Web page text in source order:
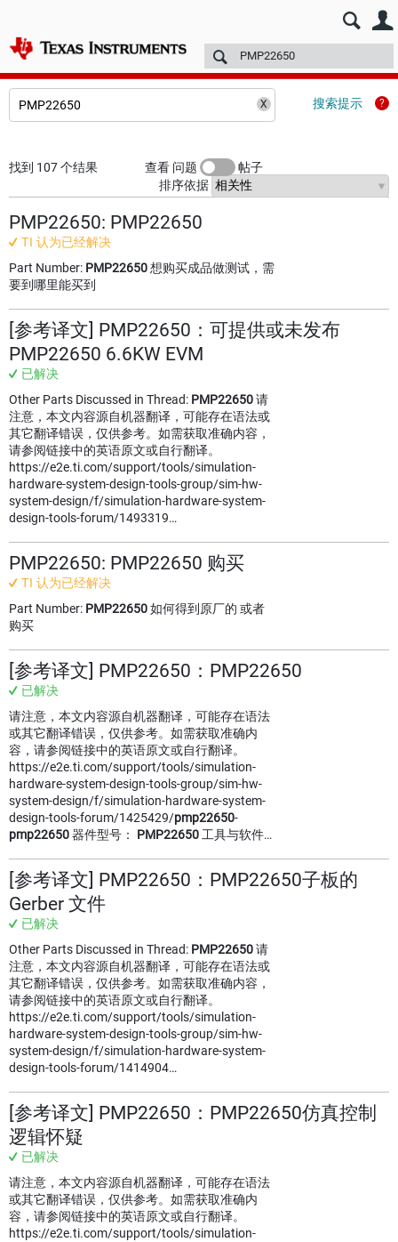
E2E™ 中文设计支持 > 技术文章 TI 培训
搜索提示
找到 107 个结果 查看 问题
帖子
排序依据
PMP22650: PMP22650
TI 认为已经解决
Part Number: PMP22650想购买成品做测试，需
要到哪里能买到
[参考译文] PMP22650：可提供或未发布
PMP22650 6.6KW EVM
已解决
Other Parts Discussed in Thread: PMP22650请
注意，本文内容源自机器翻译，可能存在语法或
其它翻译错误，仅供参考。如需获取准确内容，
请参阅链接中的英语原文或自行翻译。
https://e2e.ti.com/support/tools/simulation-
hardware-system-design-tools-group/sim-hw-
system-design/f/simulation-hardware-system-
design-tools-forum/1493319…
PMP22650: PMP22650 购买
TI 认为已经解决
Part Number: PMP22650如何得到原厂的 或者
购买
[参考译文] PMP22650：PMP22650
已解决
请注意，本文内容源自机器翻译，可能存在语法
或其它翻译错误，仅供参考。如需获取准确内
容，请参阅链接中的英语原文或自行翻译。
https://e2e.ti.com/support/tools/simulation-
hardware-system-design-tools-group/sim-hw-
system-design/f/simulation-hardware-system-
design-tools-forum/1425429/pmp22650-
pmp22650器件型号： PMP22650 工具与软件…
[参考译文] PMP22650：PMP22650子板的
Gerber 文件
已解决
Other Parts Discussed in Thread: PMP22650请
注意，本文内容源自机器翻译，可能存在语法或
其它翻译错误，仅供参考。如需获取准确内容，
请参阅链接中的英语原文或自行翻译。
https://e2e.ti.com/support/tools/simulation-
hardware-system-design-tools-group/sim-hw-
system-design/f/simulation-hardware-system-
design-tools-forum/1414904…
[参考译文] PMP22650：PMP22650仿真控制
逻辑怀疑
已解决
请注意，本文内容源自机器翻译，可能存在语法
或其它翻译错误，仅供参考。如需获取准确内
容，请参阅链接中的英语原文或自行翻译。
https://e2e.ti.com/support/tools/simulation-